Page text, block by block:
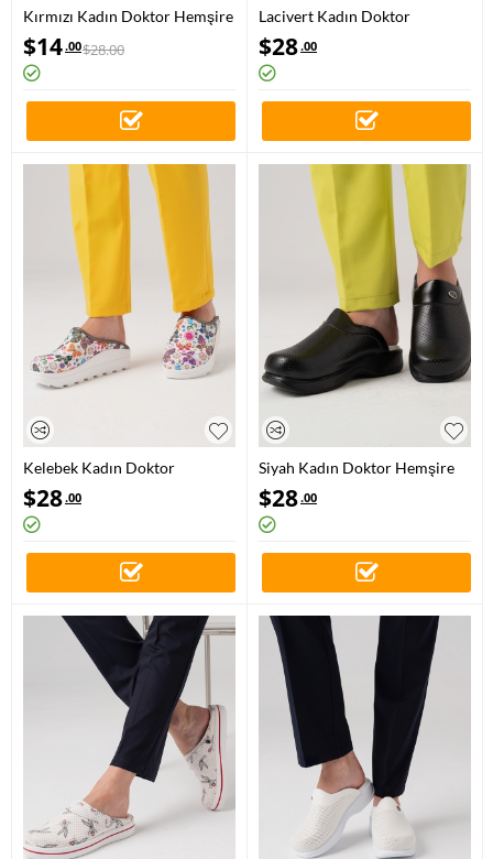
Kırmızı Kadın Doktor Hemşire
Medikal Klasik Delikli Sabo
Terlik
$14.00$28.00
Lacivert Kadın Doktor
Hemşire Medikal Klasik Delikli
Sabo Terlik
$28.00
Kelebek Kadın Doktor
Hemşire Medikal Fit Vivacolor
Sabo Terlik
$28.00
Siyah Kadın Doktor Hemşire
Medikal Klasik Delikli Sabo
Terlik
$28.00